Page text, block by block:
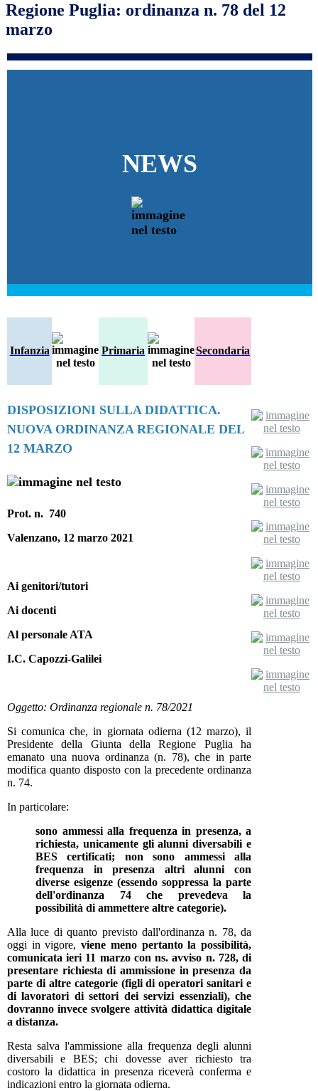
Regione Puglia: ordinanza n. 78 del 12
marzo
NEWS
Infanzia Primaria Secondaria
DISPOSIZIONI SULLA DIDATTICA.
NUOVA ORDINANZA REGIONALE DEL
12 MARZO
Prot. n. 740
Valenzano, 12 marzo 2021
Ai genitori/tutori
Ai docenti
Al personale ATA
I.C. Capozzi-Galilei
Oggetto: Ordinanza regionale n. 78/2021
Si comunica che, in giornata odierna (12 marzo), il
Presidente della Giunta della Regione Puglia ha
emanato una nuova ordinanza (n. 78), che in parte
modifica quanto disposto con la precedente ordinanza
n. 74.
In particolare:
sono ammessi alla frequenza in presenza, a
richiesta, unicamente gli alunni diversabili e
BES certificati; non sono ammessi alla
frequenza in presenza altri alunni con
diverse esigenze (essendo soppressa la parte
dell'ordinanza 74 che prevedeva la
possibilità di ammettere altre categorie).
Alla luce di quanto previsto dall'ordinanza n. 78, da
oggi in vigore,viene meno pertanto la possibilità,
comunicata ieri 11 marzo con ns. avviso n. 728, di
presentare richiesta di ammissione in presenza da
parte di altre categorie (figli di operatori sanitari e
di lavoratori di settori dei servizi essenziali), che
dovranno invece svolgere attività didattica digitale
a distanza.
Resta salva l'ammissione alla frequenza degli alunni
diversabili e BES; chi dovesse aver richiesto tra
costoro la didattica in presenza riceverà conferma e
indicazioni entro la giornata odierna.